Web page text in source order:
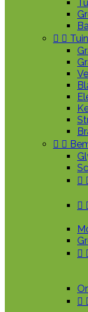
 
 



